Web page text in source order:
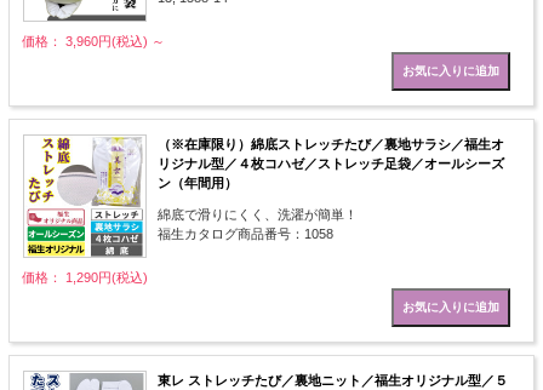
価格： 3,960円(税込) ～
（※在庫限り）綿底ストレッチたび／裏地サラシ／福生オ
リジナル型／４枚コハゼ／ストレッチ足袋／オールシーズ
ン（年間用）
綿底で滑りにくく、洗濯が簡単！
福生カタログ商品番号：1058
価格： 1,290円(税込)
東レ ストレッチたび／裏地ニット／福生オリジナル型／５